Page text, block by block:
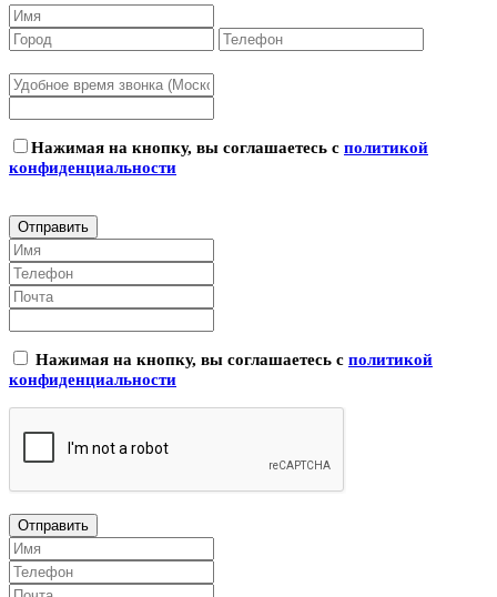
Нажимая на кнопку, вы соглашаетесь с политикой
конфиденциальности
Нажимая на кнопку, вы соглашаетесь с политикой
конфиденциальности